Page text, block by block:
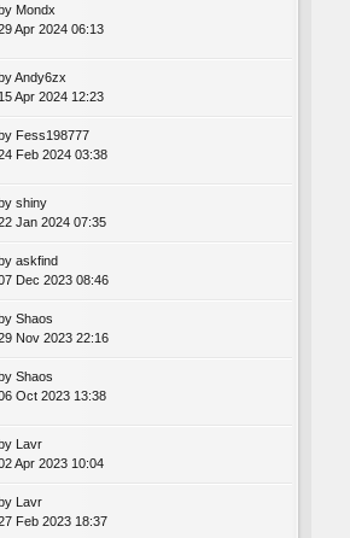
Mondx
Apr 2024 06:13
Andy6zx
15 Apr 2024 12:23
Fess198777
Feb 2024 03:38
shiny
Jan 2024 07:35
askfind
Dec 2023 08:46
Shaos
Nov 2023 22:16
Shaos
Oct 2023 13:38
Lavr
Apr 2023 10:04
Lavr
Feb 2023 18:37